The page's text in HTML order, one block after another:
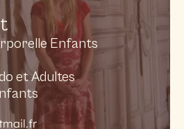
Enfants
et Adultes